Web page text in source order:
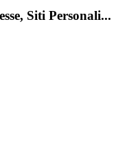
Siti Personali...